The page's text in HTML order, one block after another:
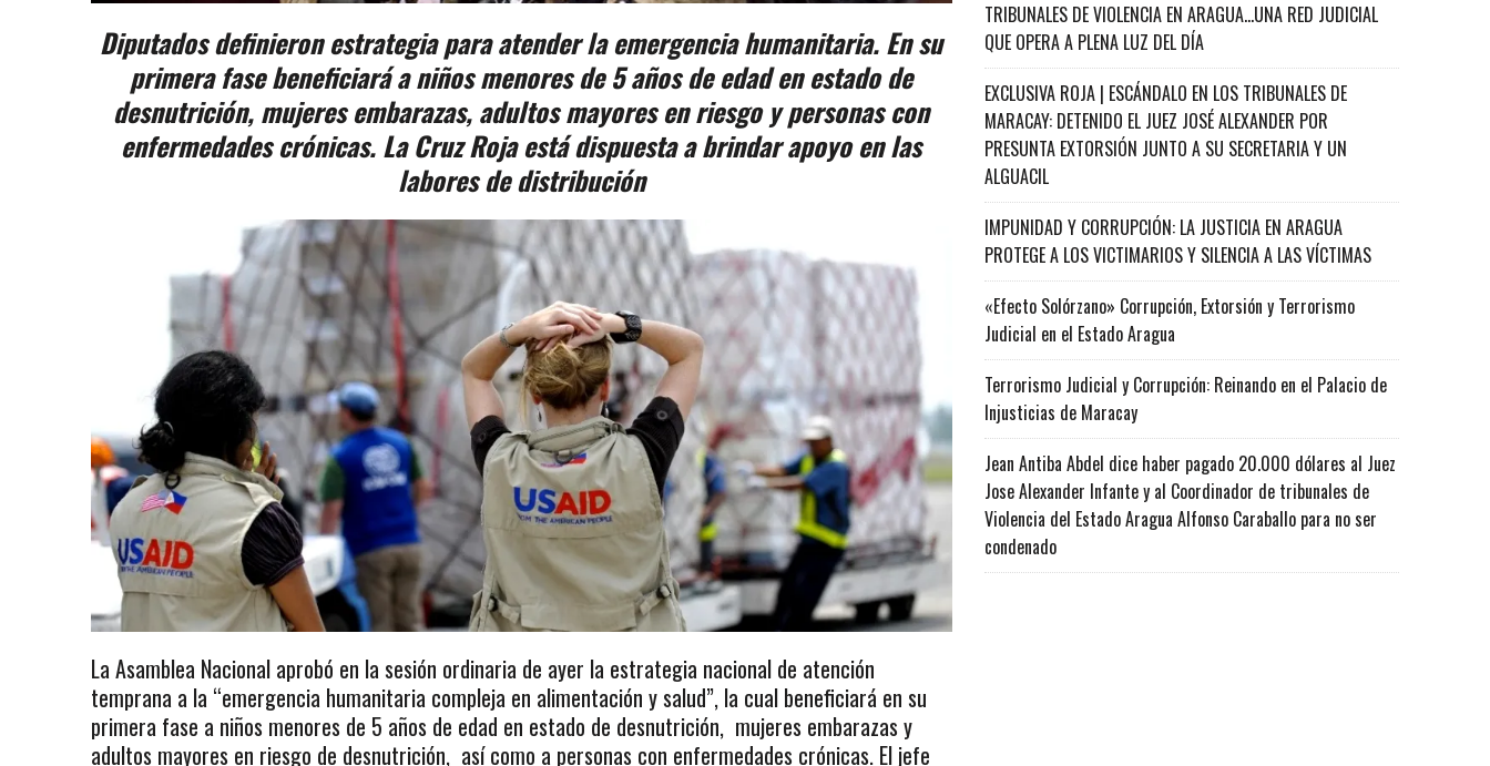
Diputados definieron estrategia para atender la emergencia humanitaria. En su
primera fase beneficiará a niños menores de 5 años de edad en estado de
desnutrición, mujeres embarazas, adultos mayores en riesgo y personas con
enfermedades crónicas. La Cruz Roja está dispuesta a brindar apoyo en las
labores de distribución
La Asamblea Nacional aprobó en la sesión ordinaria de ayer la estrategia nacional de atención
temprana a la “emergencia humanitaria compleja en alimentación y salud”, la cual beneficiará en su
primera fase a niños menores de 5 años de edad en estado de desnutrición, mujeres embarazas y
adultos mayores en riesgo de desnutrición, así como a personas con enfermedades crónicas. El jefe
TRIBUNALES DE VIOLENCIA EN ARAGUA…UNA RED JUDICIAL
QUE OPERA A PLENA LUZ DEL DÍA
EXCLUSIVA ROJA | ESCÁNDALO EN LOS TRIBUNALES DE
MARACAY: DETENIDO EL JUEZ JOSÉ ALEXANDER POR
PRESUNTA EXTORSIÓN JUNTO A SU SECRETARIA Y UN
ALGUACIL
IMPUNIDAD Y CORRUPCIÓN: LA JUSTICIA EN ARAGUA
PROTEGE A LOS VICTIMARIOS Y SILENCIA A LAS VÍCTIMAS
«Efecto Solórzano» Corrupción, Extorsión y Terrorismo
Judicial en el Estado Aragua
Terrorismo Judicial y Corrupción: Reinando en el Palacio de
Injusticias de Maracay
Jean Antiba Abdel dice haber pagado 20.000 dólares al Juez
Jose Alexander Infante y al Coordinador de tribunales de
Violencia del Estado Aragua Alfonso Caraballo para no ser
condenado